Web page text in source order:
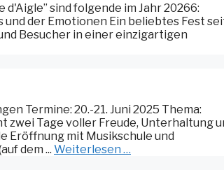
sind folgende im Jahr 20266:
und der Emotionen Ein beliebtes Fest
Besucher in einer einzigartigen
Termine: 20.-21. Juni 2025 Thema:
Tage voller Freude, Unterhaltung
Eröffnung mit Musikschule und
dem ... Weiterlesen …